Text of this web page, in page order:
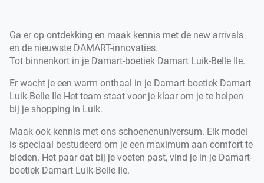
Maak ook kennis met ons schoenenuniversum. Elk model
is speciaal bestudeerd om je een maximum aan comfort te
bieden. Het paar dat bij je voeten past, vind je in je Damart-
boetiek Damart Luik-Belle Ile.
Er wacht je een warm onthaal in je Damart-boetiek Damart
Luik-Belle Ile Het team staat voor je klaar om je te helpen
bij je shopping in Luik.
Ga er op ontdekking en maak kennis met de new arrivals
en de nieuwste DAMART-innovaties.
Tot binnenkort in je Damart-boetiek Damart Luik-Belle Ile.